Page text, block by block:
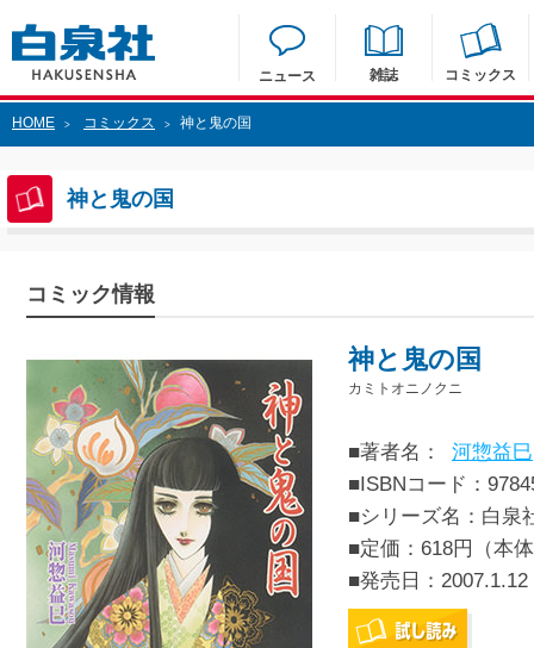
ニュース 雑誌 コミックス
HOME > コミックス > 神と鬼の国
神と鬼の国
コミック情報
神と鬼の国
カミトオニノクニ
■著者名：
河惣益巳
■ISBNコード：
■シリーズ名：白泉
■定価：618円（本
■発売日： 2007.1.12